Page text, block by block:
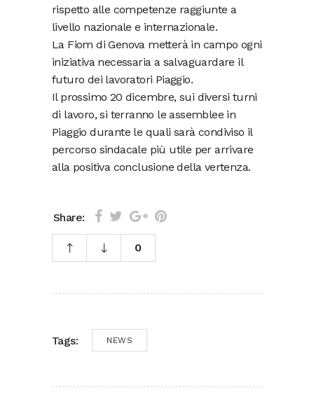
rispetto alle competenze raggiunte a
livello nazionale e internazionale.
La Fiom di Genova metterà in campo ogni
iniziativa necessaria a salvaguardare il
futuro dei lavoratori Piaggio.
Il prossimo 20 dicembre, sui diversi turni
di lavoro, si terranno le assemblee in
Piaggio durante le quali sarà condiviso il
percorso sindacale più utile per arrivare
alla positiva conclusione della vertenza.
Share:
0
Tags: NEWS